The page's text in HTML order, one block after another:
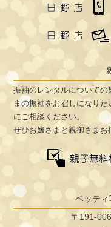
振袖のレンタルについての
まの振袖をお召しになり
にご相談ください。
ぜひお嬢さまと親御さまお
ベッテ
〒191-